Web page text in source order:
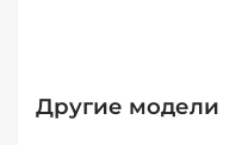
Другие модели